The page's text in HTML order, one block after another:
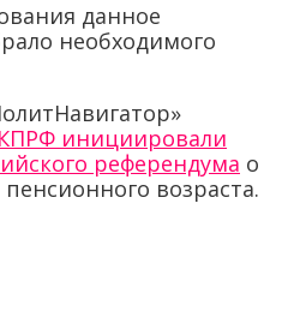
данное
необходимого
КПРФ инициировали
референдума о
возраста.